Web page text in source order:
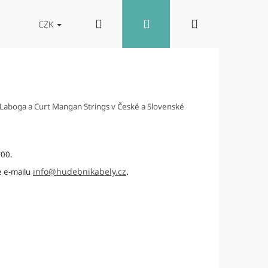
Blog Reproboxy
CZK Přihlášení
a Curt Mangan Strings v České a Slovenské
e-mailu info@hudebnikabely.cz.